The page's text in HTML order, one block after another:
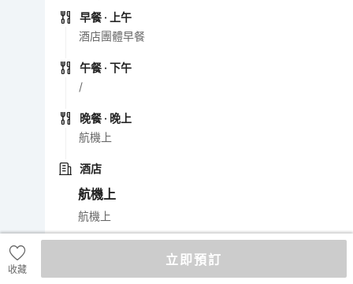
早餐 · 上午
酒店團體早餐
午餐 · 下午
/
晚餐 · 晚上
航機上
酒店
航機上
航機上
收藏
立即預訂